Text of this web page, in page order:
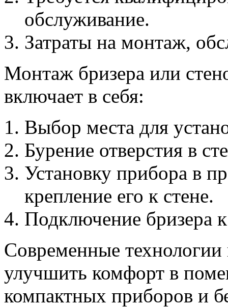
обслуживание.
Затраты на монтаж,
Монтаж бризера или
включает в себя:
Выбор места для
Бурение отверстия в
Установку прибора в
крепление его к стене.
Подключение бризера
Современные
улучшить комфорт в
компактных приборов и